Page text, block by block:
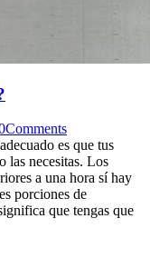
Comments
es que tus
las necesitas. Los
a una hora sí hay
porciones de
que tengas que